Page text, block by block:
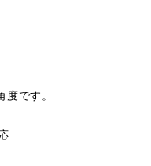
です。